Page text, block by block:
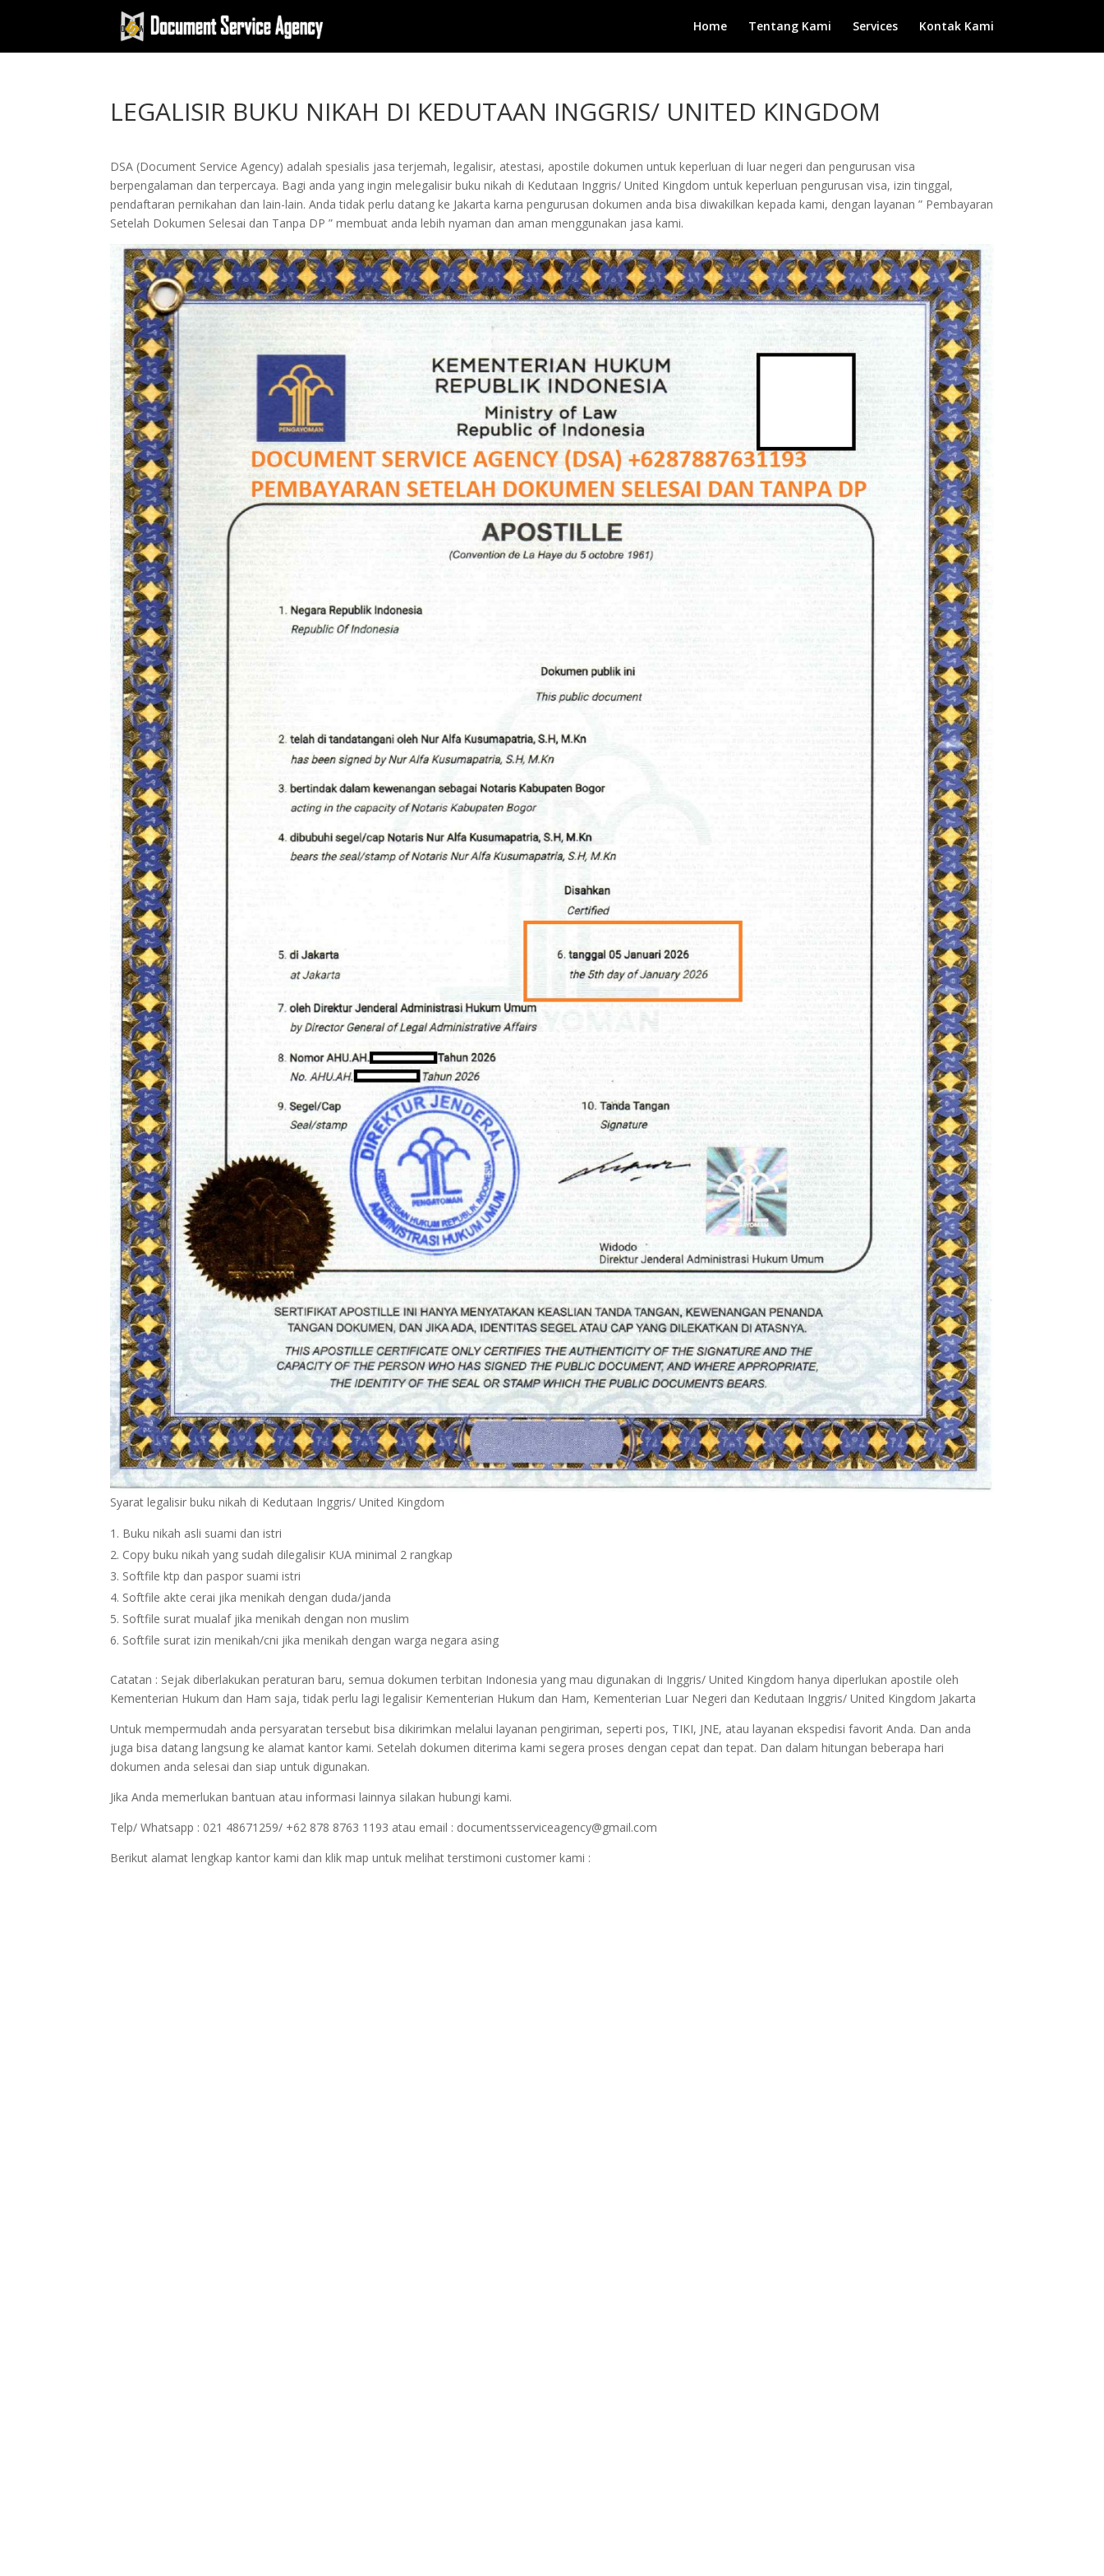
Home Tentang Kami Services Kontak Kami
LEGALISIR BUKU NIKAH DI KEDUTAAN INGGRIS/ UNITED KINGDOM
DSA (Document Service Agency) adalah spesialis jasa terjemah, legalisir, atestasi, apostile dokumen untuk keperluan di luar negeri dan pengurusan visa
berpengalaman dan terpercaya. Bagi anda yang ingin melegalisir buku nikah di Kedutaan Inggris/ United Kingdom untuk keperluan pengurusan visa, izin tinggal,
pendaftaran pernikahan dan lain-lain. Anda tidak perlu datang ke Jakarta karna pengurusan dokumen anda bisa diwakilkan kepada kami, dengan layanan ” Pembayaran
Setelah Dokumen Selesai dan Tanpa DP ” membuat anda lebih nyaman dan aman menggunakan jasa kami.
Syarat legalisir buku nikah di Kedutaan Inggris/ United Kingdom
Buku nikah asli suami dan istri
Copy buku nikah yang sudah dilegalisir KUA minimal 2 rangkap
Softfile ktp dan paspor suami istri
Softfile akte cerai jika menikah dengan duda/janda
Softfile surat mualaf jika menikah dengan non muslim
Softfile surat izin menikah/cni jika menikah dengan warga negara asing
Catatan : Sejak diberlakukan peraturan baru, semua dokumen terbitan Indonesia yang mau digunakan di Inggris/ United Kingdom hanya diperlukan apostile oleh
Kementerian Hukum dan Ham saja, tidak perlu lagi legalisir Kementerian Hukum dan Ham, Kementerian Luar Negeri dan Kedutaan Inggris/ United Kingdom Jakarta
Untuk mempermudah anda persyaratan tersebut bisa dikirimkan melalui layanan pengiriman, seperti pos, TIKI, JNE, atau layanan ekspedisi favorit Anda. Dan anda
juga bisa datang langsung ke alamat kantor kami. Setelah dokumen diterima kami segera proses dengan cepat dan tepat. Dan dalam hitungan beberapa hari
dokumen anda selesai dan siap untuk digunakan.
Jika Anda memerlukan bantuan atau informasi lainnya silakan hubungi kami.
Telp/ Whatsapp : 021 48671259/ +62 878 8763 1193 atau email : documentsserviceagency@gmail.com
Berikut alamat lengkap kantor kami dan klik map untuk melihat terstimoni customer kami :